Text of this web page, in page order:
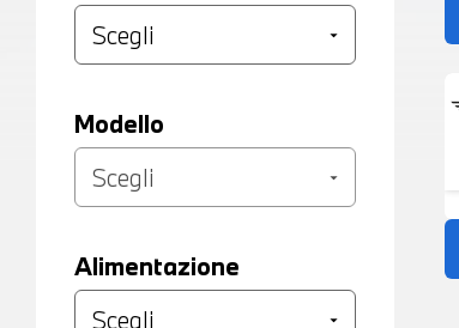
Modello
Alimentazione